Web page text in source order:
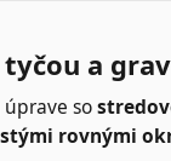
a
so
rovnými